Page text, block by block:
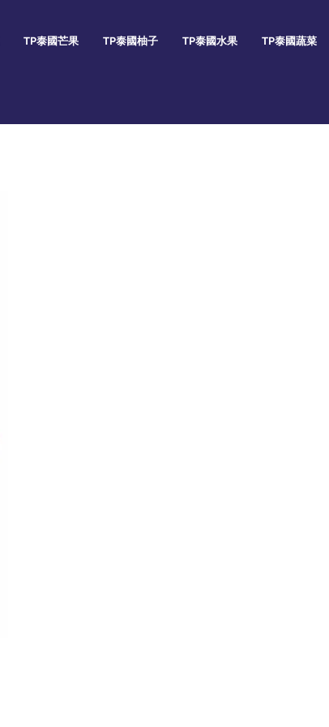
TP泰國芒果 TP泰國柚子 TP泰國水果 TP泰國蔬菜